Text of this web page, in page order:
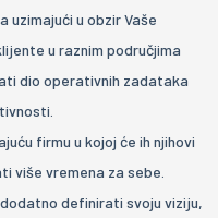
uzimajući u obzir Vaše
u raznim područjima
dio operativnih zadataka
firmu u kojoj će ih njihovi
više vremena za sebe.
definirati svoju viziju,